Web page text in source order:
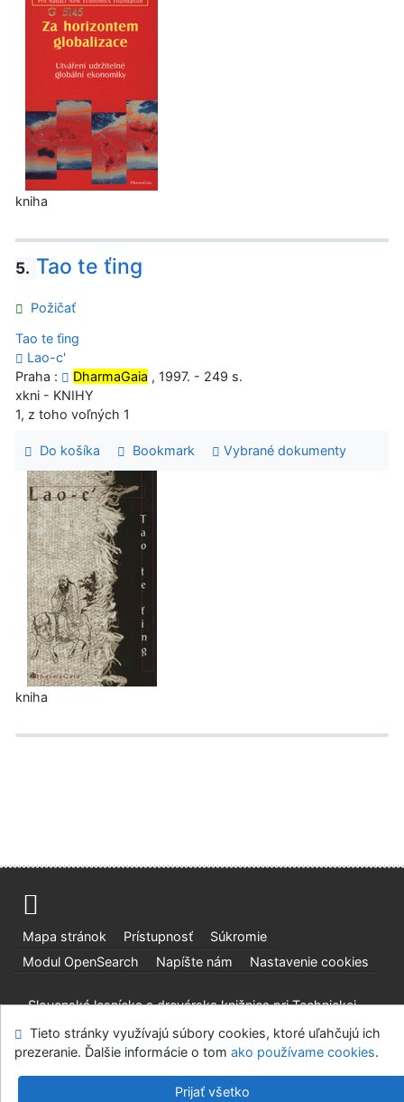
kniha
5. Tao te ťing
Požičať
Tao te ťing
Lao-c'
Praha :
DharmaGaia , 1997. - 249 s.
xkni - KNIHY
1, z toho voľných 1
Do košíka Bookmark Vybrané dokumenty
kniha
Mapa stránok Prístupnosť
Súkromie
Modul OpenSearch
Napíšte nám Nastavenie cookies
Slovenská lesnícka a drevárska knižnica pri Technickej
univerzite vo Zvolene
©1993-2026IPACv.4.8.63a -Cosmotron Slovakia, s.r.o.
Tieto stránky využívajú súbory cookies, ktoré uľahčujú ich
prezeranie. Ďalšie informácie o tom ako používame cookies.
Prijať všetko